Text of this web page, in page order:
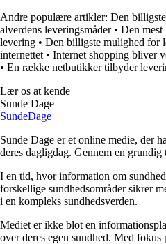
Andre populære artikler: Den
alverdens leveringsmåder• Den mest
levering • Den billigste mulighed for
internettet • Internet shopping bliver
• En række netbutikker tilbyder
Lær os at kende
Sunde Dage
SundeDage
Sunde Dage er et online medie, der
deres dagligdag. Gennem en
I en tid, hvor information om
forskellige sundhedsområder sikrer
i en kompleks sundhedsverden.
Mediet er ikke blot en
over deres egen sundhed. Med